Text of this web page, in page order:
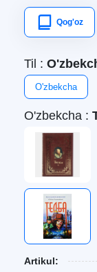
Qog'oz
Til :
O'zbekcha
O'zbekcha :
Artikul: